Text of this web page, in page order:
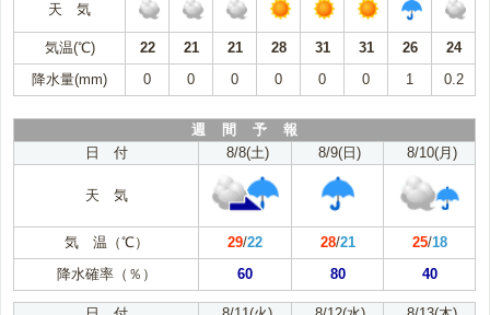
天 気
気温(℃) 22 21 21 28 31 31 26
24
降水量(mm)
0 0 0 0 0 0 1 0.2
週 間 予 報
日 付
8/8(土) 8/9(日) 8/10(月)
天 気
気 温（℃） 29/22 28/21 25/18
降水確率（％）
60 80 40